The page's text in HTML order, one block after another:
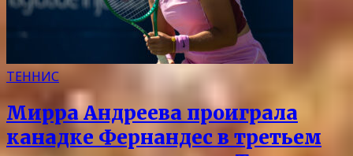
ТЕННИС
Мирра Андреева проиграла
канадке Фернандес в третьем